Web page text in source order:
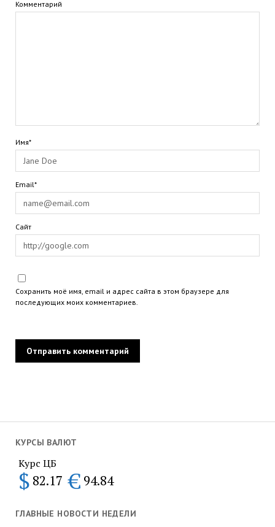
КУРСЫ ВАЛЮТ
Курс ЦБ
$ 82.17 € 94.84
ГЛАВНЫЕ НОВОСТИ НЕДЕЛИ
Комментарий
Имя*
Email*
Сайт
Сохранить моё имя, email и адрес сайта в этом браузере для
последующих моих комментариев.